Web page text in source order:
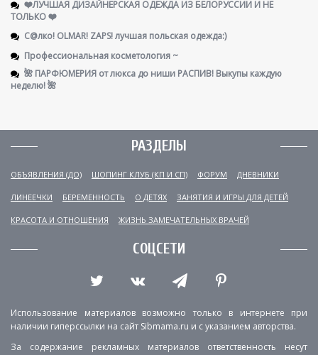
❤️ЛУЧШАЯ ДИЗАЙНЕРСКАЯ ОДЕЖДА ИЗ БЕЛОРУССИИ И НЕ
ТОЛЬКО ❤️
С@лко! OLMAR! ZAPS! лучшая польская одежда:)
Профессиональная косметология ~
🌺 ПАРФЮМЕРИЯ от люкса до ниши РАСПИВ! Выкупы каждую
неделю! 🌺
РАЗДЕЛЫ
ОБЪЯВЛЕНИЯ (ДО) ШОПИНГ КЛУБ (КП И СП) ФОРУМ ДНЕВНИКИ
ЛИНЕЕЧКИ БЕРЕМЕННОСТЬ О ДЕТЯХ ЗАНЯТИЯ И ИГРЫ ДЛЯ ДЕТЕЙ
КРАСОТА И ОТНОШЕНИЯ ЖИЗНЬ ЗАМЕЧАТЕЛЬНЫХ ВРАЧЕЙ
СОЦСЕТИ
Использование материалов возможно только в интернете при
наличии гиперссылки на сайт Sibmama.ru и с указанием авторства.
За содержание рекламных материалов ответственность несут